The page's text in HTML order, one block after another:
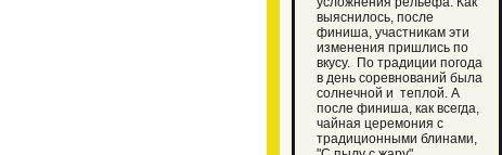
выяснилось, после
финиша, участникам эти
изменения пришлись по
вкусу. По традиции погода
в день соревнований была
солнечной и теплой. А
после финиша, как всегда,
чайная церемония с
традиционными блинами,